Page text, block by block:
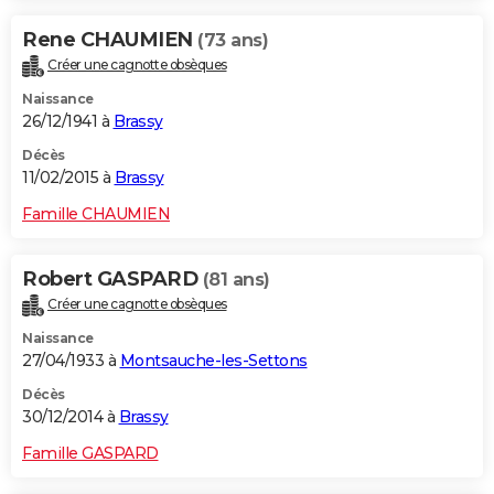
Rene CHAUMIEN (73 ans)
Créer une cagnotte obsèques
Naissance
26/12/1941 à Brassy
Décès
11/02/2015 à Brassy
Famille CHAUMIEN
Robert GASPARD (81 ans)
Créer une cagnotte obsèques
Naissance
27/04/1933 à Montsauche-les-Settons
Décès
30/12/2014 à Brassy
Famille GASPARD